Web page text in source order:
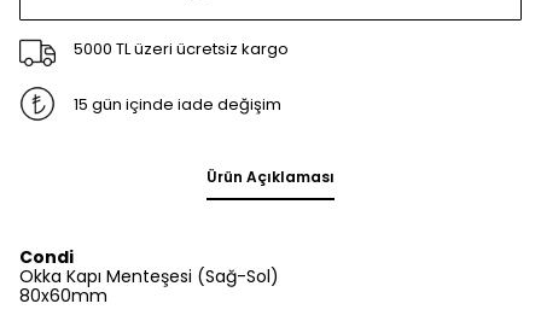
5000 TL üzeri ücretsiz kargo
15 gün içinde iade değişim
Ürün Açıklaması
Condi
Okka Kapı Menteşesi (Sağ-Sol)
80x60mm